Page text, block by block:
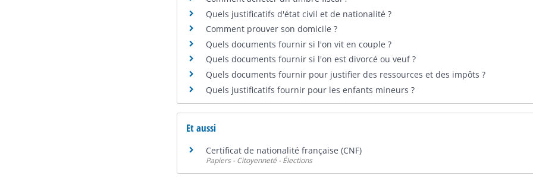
Quels justificatifs d'état civil et de nationalité ?
Comment prouver son domicile ?
Quels documents fournir si l'on vit en couple ?
Quels documents fournir si l'on est divorcé ou veuf ?
Quels documents fournir pour justifier des ressources et des impôts ?
Quels justificatifs fournir pour les enfants mineurs ?
Et aussi
Certificat de nationalité française (CNF)
Papiers - Citoyenneté - Élections